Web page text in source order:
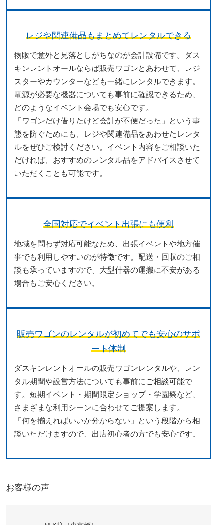
レジや関連備品もまとめてレンタルできる
物販で意外と見落としがちなのが会計設備です。ダス
キンレントオールならば販売ワゴンとあわせて、レジ
スターやカウンターなども一緒にレンタルできます。
電源が必要な機器についても事前に確認できるため、
どのようなイベント会場でも安心です。
「ワゴンだけ借りたけど会計が不便だった」という事
態を防ぐためにも、レジや関連備品をあわせたレンタ
ルをぜひご検討ください。イベント内容をご相談いた
だければ、おすすめのレンタル品をアドバイスさせて
いただくことも可能です。
全国対応でイベント出張にも便利
地域を問わず対応可能なため、出張イベントや地方催
事でも利用しやすいのが特徴です。配送・回収のご相
談も承っていますので、大型什器の運搬に不安がある
場合もご安心ください。
販売ワゴンのレンタルが初めてでも安心のサポ
ート体制
ダスキンレントオールの販売ワゴンレンタルや、レン
タル期間や設営方法についても事前にご相談可能で
す。短期イベント・期間限定ショップ・学園祭など、
さまざまな利用シーンに合わせてご提案します。
「何を揃えればいいか分からない」という段階から相
談いただけますので、出店初心者の方でも安心です。
お客様の声